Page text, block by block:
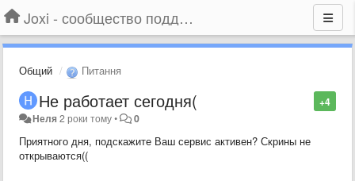
Joxi - сообщество поддержки
Общий Питання
+4
Не работает сегодня(
Неля2 роки тому• 0
Приятного дня, подскажите Ваш сервис активен? Скрины не
открываются((